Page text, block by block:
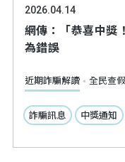
2026.04.14
網傳：「恭喜中獎
為錯誤
近期詐騙解讀 全民查
詐騙訊息 中獎通知